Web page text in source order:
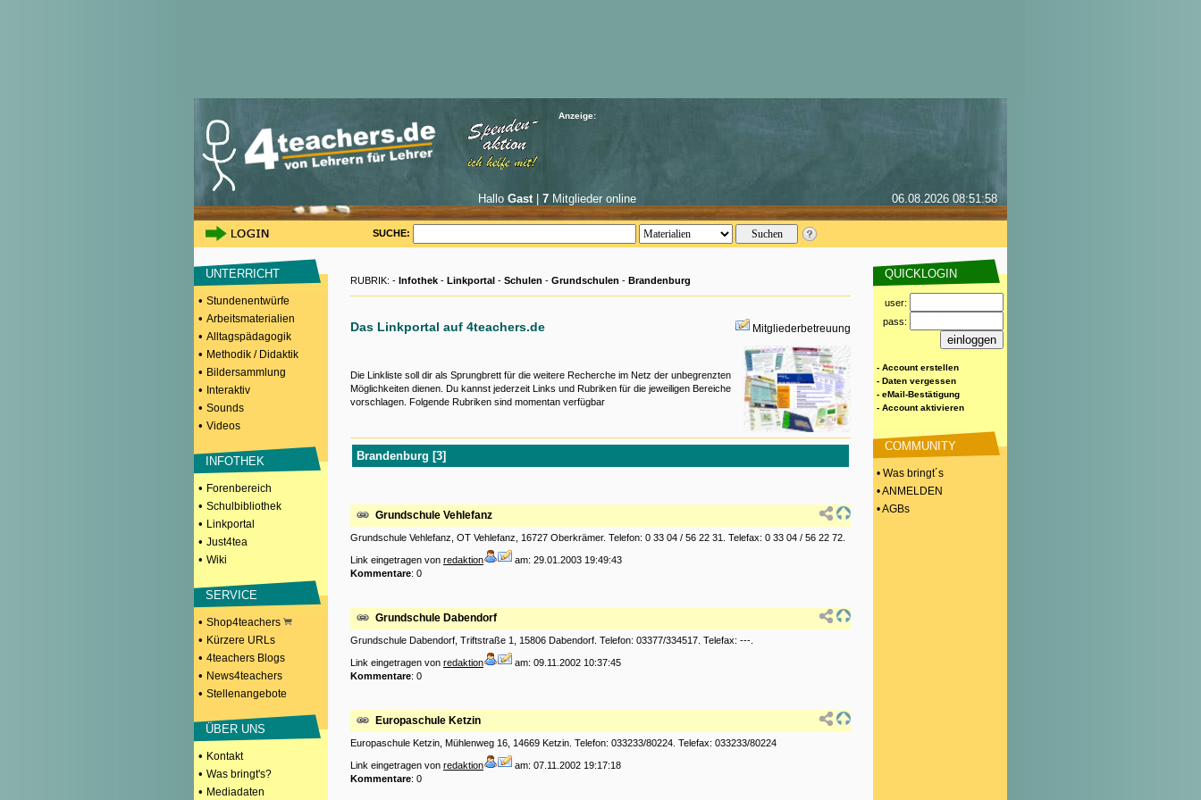
Anzeige:
Hallo Gast| 7Mitglieder online 06.08.2026 08:51:58
SUCHE:
UNTERRICHT
• Stundenentwürfe
• Arbeitsmaterialien
• Alltagspädagogik
• Methodik / Didaktik
• Bildersammlung
• Interaktiv
• Sounds
• Videos
INFOTHEK
• Forenbereich
• Schulbibliothek
• Linkportal
• Just4tea
• Wiki
SERVICE
• Shop4teachers
• Kürzere URLs
• 4teachers Blogs
• News4teachers
• Stellenangebote
ÜBER UNS
• Kontakt
• Was bringt's?
• Mediadaten
RUBRIK: - Infothek - Linkportal - Schulen - Grundschulen - Brandenburg
Das Linkportal auf 4teachers.de Mitgliederbetreuung
Die Linkliste soll dir als Sprungbrett für die weitere Recherche im Netz der unbegrenzten
Möglichkeiten dienen. Du kannst jederzeit Links und Rubriken für die jeweiligen Bereiche
vorschlagen. Folgende Rubriken sind momentan verfügbar
Brandenburg [3]
Grundschule Vehlefanz
Grundschule Vehlefanz, OT Vehlefanz, 16727 Oberkrämer. Telefon: 0 33 04 / 56 22 31. Telefax: 0 33 04 / 56 22 72.
Link eingetragen von redaktion
am: 29.01.2003 19:49:43
Kommentare: 0
Grundschule Dabendorf
Grundschule Dabendorf, Triftstraße 1, 15806 Dabendorf. Telefon: 03377/334517. Telefax: ---.
Link eingetragen von redaktion
am: 09.11.2002 10:37:45
Kommentare: 0
Europaschule Ketzin
Europaschule Ketzin, Mühlenweg 16, 14669 Ketzin. Telefon: 033233/80224. Telefax: 033233/80224
Link eingetragen von redaktion
am: 07.11.2002 19:17:18
Kommentare: 0
QUICKLOGIN
user:
pass:
- Account erstellen
- Daten vergessen
- eMail-Bestätigung
- Account aktivieren
COMMUNITY
• Was bringt´s
• ANMELDEN
• AGBs